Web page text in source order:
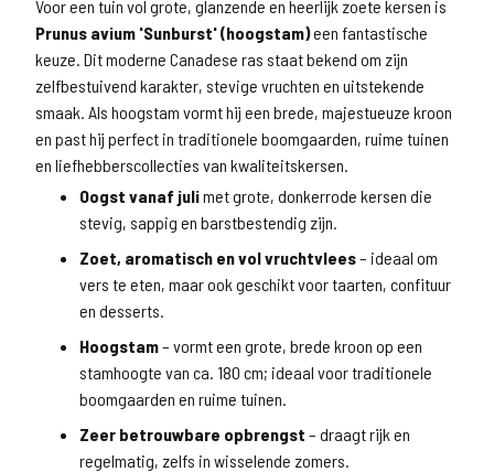
Voor een tuin vol grote, glanzende en heerlijk zoete kersen is
Prunus avium 'Sunburst' (hoogstam)een fantastische
keuze. Dit moderne Canadese ras staat bekend om zijn
zelfbestuivend karakter, stevige vruchten en uitstekende
smaak. Als hoogstam vormt hij een brede, majestueuze kroon
en past hij perfect in traditionele boomgaarden, ruime tuinen
en liefhebberscollecties van kwaliteitskersen.
Oogst vanaf julimet grote, donkerrode kersen die
stevig, sappig en barstbestendig zijn.
Zoet, aromatisch en vol vruchtvlees– ideaal om
vers te eten, maar ook geschikt voor taarten, confituur
en desserts.
Hoogstam– vormt een grote, brede kroon op een
stamhoogte van ca. 180 cm; ideaal voor traditionele
boomgaarden en ruime tuinen.
Zeer betrouwbare opbrengst – draagt rijk en
regelmatig, zelfs in wisselende zomers.